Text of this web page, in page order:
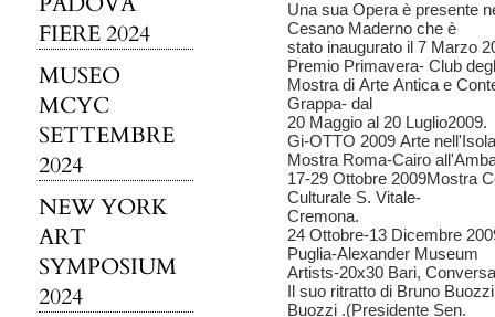
FIERE 2024
MUSEO
MCYC
SETTEMBRE
2024
NEW YORK
ART
SYMPOSIUM
2024
Una sua Opera è presente
Cesano Maderno che è
stato inaugurato il 7 Marzo
Premio Primavera- Club
Mostra di Arte Antica e
Grappa- dal
20 Maggio al 20 Luglio2009.
Gi-OTTO 2009 Arte
Mostra Roma-Cairo
17-29 Ottobre 2009Mostra
Culturale S. Vitale-
Cremona.
24 Ottobre-13 Dicembre
Puglia-Alexander Museum
Artists-20x30 Bari,
Il suo ritratto di Bruno
Buozzi .(Presidente Sen.